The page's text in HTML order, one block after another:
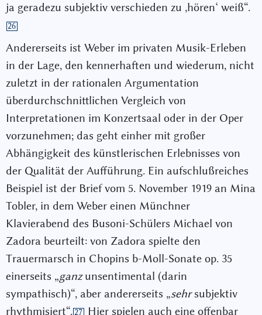
ja geradezu subjektiv verschieden zu ,hören‘ weiß“.
26
Andererseits ist Weber im privaten Musik-Erleben
in der Lage, den kennerhaften und wiederum, nicht
zuletzt in der rationalen Argumentation
überdurchschnittlichen Vergleich von
Interpretationen im Konzertsaal oder in der Oper
vorzunehmen; das geht einher mit großer
Abhängigkeit des künstlerischen Erlebnisses von
der Qualität der Aufführung. Ein aufschlußreiches
Beispiel ist der Brief vom 5. November 1919 an Mina
Tobler, in dem Weber einen Münchner
Klavierabend des Busoni-Schülers Michael von
Zadora beurteilt: von Zadora spielte den
Trauermarsch in Chopins b-Moll-Sonate op. 35
einerseits „ganzunsentimental (darin
sympathisch)“, aber andererseits „sehrsubjektiv
rhythmisiert“.27 Hier spielen auch eine offenbar